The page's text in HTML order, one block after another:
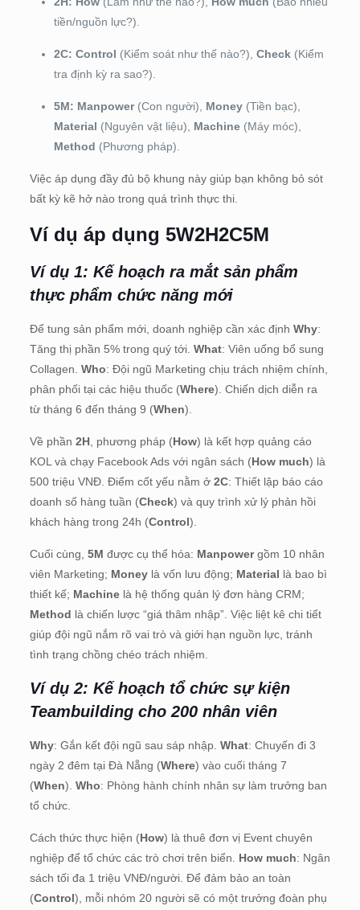
tiền/nguồn lực?).
2C: Control (Kiểm soát như thế nào?), Check(Kiểm
tra định kỳ ra sao?).
5M: Manpower(Con người), Money(Tiền bạc),
Material (Nguyên vật liệu), Machine(Máy móc),
Method (Phương pháp).
Việc áp dụng đầy đủ bộ khung này giúp bạn không bỏ sót
bất kỳ kẽ hở nào trong quá trình thực thi.
Ví dụ áp dụng 5W2H2C5M
Ví dụ 1: Kế hoạch ra mắt sản phẩm
thực phẩm chức năng mới
Để tung sản phẩm mới, doanh nghiệp cần xác định Why:
Tăng thị phần 5% trong quý tới. What: Viên uống bổ sung
Collagen. Who: Đội ngũ Marketing chịu trách nhiệm chính,
phân phối tại các hiệu thuốc (Where). Chiến dịch diễn ra
từ tháng 6 đến tháng 9 (When).
Về phần 2H, phương pháp (How) là kết hợp quảng cáo
KOL và chạy Facebook Ads với ngân sách (How much) là
500 triệu VNĐ. Điểm cốt yếu nằm ở 2C: Thiết lập báo cáo
doanh số hàng tuần (Check) và quy trình xử lý phản hồi
khách hàng trong 24h (Control).
Cuối cùng, 5M được cụ thể hóa: Manpowergồm 10 nhân
viên Marketing; Moneylà vốn lưu động; Material là bao bì
thiết kế; Machinelà hệ thống quản lý đơn hàng CRM;
Method là chiến lược “giá thâm nhập”. Việc liệt kê chi tiết
giúp đội ngũ nắm rõ vai trò và giới hạn nguồn lực, tránh
tình trạng chồng chéo trách nhiệm.
Ví dụ 2: Kế hoạch tổ chức sự kiện
Teambuilding cho 200 nhân viên
Why: Gắn kết đội ngũ sau sáp nhập. What: Chuyến đi 3
ngày 2 đêm tại Đà Nẵng (Where) vào cuối tháng 7
(When). Who: Phòng hành chính nhân sự làm trưởng ban
tổ chức.
Cách thức thực hiện (How) là thuê đơn vị Event chuyên
nghiệp để tổ chức các trò chơi trên biển. How much: Ngân
sách tối đa 1 triệu VNĐ/người. Để đảm bảo an toàn
(Control), mỗi nhóm 20 người sẽ có một trưởng đoàn phụ